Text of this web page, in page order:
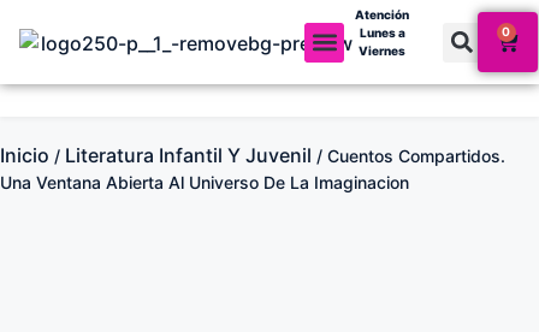
Atención
Lunes a
Viernes
0
Inicio / Literatura Infantil Y Juvenil / Cuentos Compartidos.
Una Ventana Abierta Al Universo De La Imaginacion